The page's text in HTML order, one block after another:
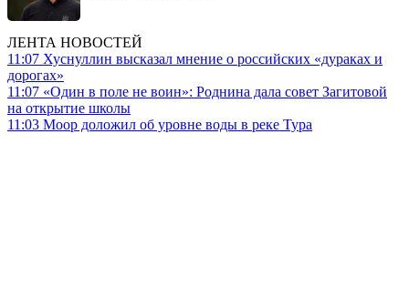
ЛЕНТА НОВОСТЕЙ
11:07 Хуснуллин высказал мнение о российских «дураках и
дорогах»
11:07 «Один в поле не воин»: Роднина дала совет Загитовой
на открытие школы
11:03 Моор доложил об уровне воды в реке Тура